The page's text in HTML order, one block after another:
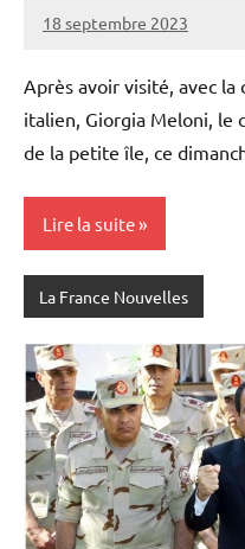
18 septembre 2023
Admins
Après avoir visité, avec
italien, Giorgia Meloni, le
de la petite île, ce
Lire la suite
La France Nouvelles